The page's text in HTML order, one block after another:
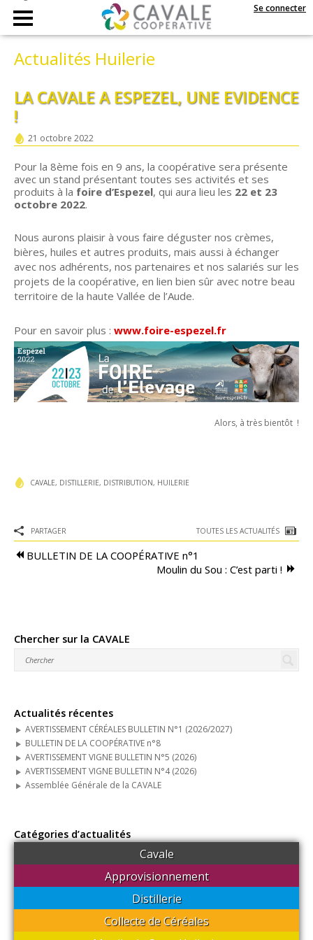
Se connecter
Distillerie
Distribution
Actualités
Agenda
Guides techniques
Connexion
Actualités Huilerie
LA CAVALE A ESPEZEL, UNE EVIDENCE
!
21 octobre 2022
Pour la 8ème fois en 9 ans, la coopérative sera présente
avec un stand présentant toutes ses activités et ses
produits à la foire d’Espezel, qui aura lieu les 22 et 23
octobre 2022.
Nous aurons plaisir à vous faire déguster nos crèmes,
bières, huiles et autres produits, mais aussi à échanger
avec nos adhérents, nos partenaires et nos salariés sur les
projets de la coopérative, en lien bien sûr avec notre beau
territoire de la haute Vallée de l’Aude.
Pour en savoir plus : www.foire-espezel.fr
Alors, à très bientôt !
CAVALE, DISTILLERIE, DISTRIBUTION, HUILERIE
PARTAGER TOUTES LES ACTUALITÉS
BULLETIN DE LA COOPÉRATIVE n°1
Moulin du Sou : C’est parti !
Chercher sur la CAVALE
Actualités récentes
AVERTISSEMENT CÉRÉALES BULLETIN N°1 (2026/2027)
BULLETIN DE LA COOPÉRATIVE n°8
AVERTISSEMENT VIGNE BULLETIN N°5 (2026)
AVERTISSEMENT VIGNE BULLETIN N°4 (2026)
Assemblée Générale de la CAVALE
Catégories d’actualités
Cavale
Approvisionnement
Distillerie
Collecte de Céréales